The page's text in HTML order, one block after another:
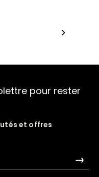
pour rester
et offres
→